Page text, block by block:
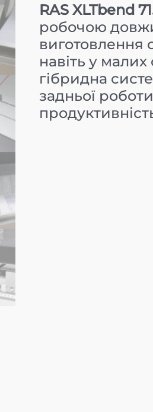
RAS XLTbend
робочою
виготовлення
навіть у
гібридна
задньої